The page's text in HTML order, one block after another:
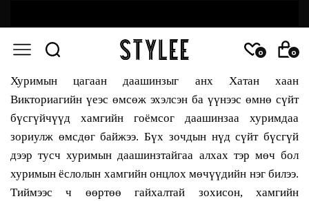
0 0
Хуримын цагаан даашинзыг анх Хатан хаан
Викториагийн үеэс өмсөж эхэлсэн ба үүнээс өмнө сүйт
бүсгүйчүүд хамгийн гоёмсог даашинзаа хуримдаа
зориулж өмсдөг байжээ. Бүх зочдын нүд сүйт бүсгүй
дээр тусч хуримын даашинзтайгаа алхах тэр мөч бол
хуримын ёслолын хамгийн онцлох мөчүүдийн нэг билээ.
Тиймээс ч өөртөө гайхалтай зохисон, хамгийн